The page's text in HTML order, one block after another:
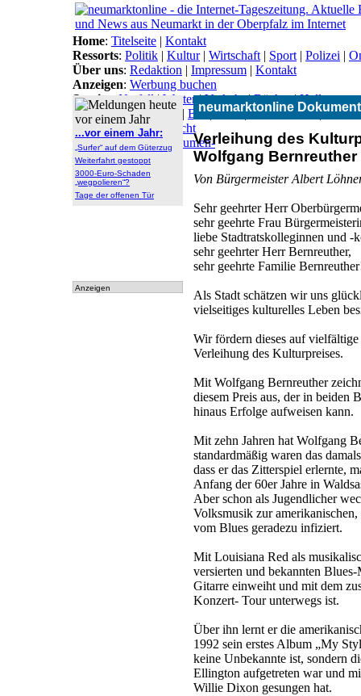
neumarktonline
Verleihung des
Wolfgang Bernreuther
Von Bürgermeister Albert
Sehr geehrter Herr
sehr geehrte Frau
liebe Stadtratskolleginnen und -
sehr geehrter Herr Bernreuther,
sehr geehrte Familie
Als Stadt schätzen wir uns
vielseitiges kulturelles Leben
Wir fördern dieses auf
Verleihung des Kulturpreises.
Mit Wolfgang Bernreuther
diesem Preis aus, der in beiden
hinaus Erfolge aufweisen kann.
Mit zehn Jahren hat Wolfgang
standardmäßig waren das
dass er das Zitterspiel erlernte,
Anfang der 60er Jahre in
Aber schon als Jugendlicher
Volksmusik zur
vom Blues geradezu infiziert.
Mit Louisiana Red als
versierten und bekannten
Gitarre einweiht und mit dem
Konzert- Tour unterwegs ist.
Über ihn lernt er die
1992 sein erstes Album „My
keine Unbekannte ist, sondern
Ellington aufgetreten war und
Willie Dixon gesungen hat.
...vor einem Jahr:
„Surfer“ auf dem Güterzug
Weiterfahrt gestoppt
3000-Euro-Schaden
„wegpolieren“?
Tage der offenen Tür
Anzeigen
Home: Titelseite | Kontakt
Ressorts: Politik | Kultur| Wirtschaft | Sport | Polizei |
Über uns: Redaktion | Impressum | Kontakt
Anzeigen: Werbung buchen
Service: Notfall | Wetter|Verkehr|Bücher|Hallo
Themen:Arbeitsamt | BN|CSU|Freie Wähler|
Lokal-Links:Übersicht
Archiv:Archiv|Dokumen-
tationen